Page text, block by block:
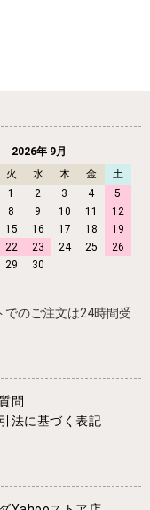
2026年 9月
火 水 木 金
土
1
2 3 4
5
8 9 10 11
12
15 16 17 18
19
22 23 24 25
26
29 30
のご注文は24時間受
問
法に基づく表記